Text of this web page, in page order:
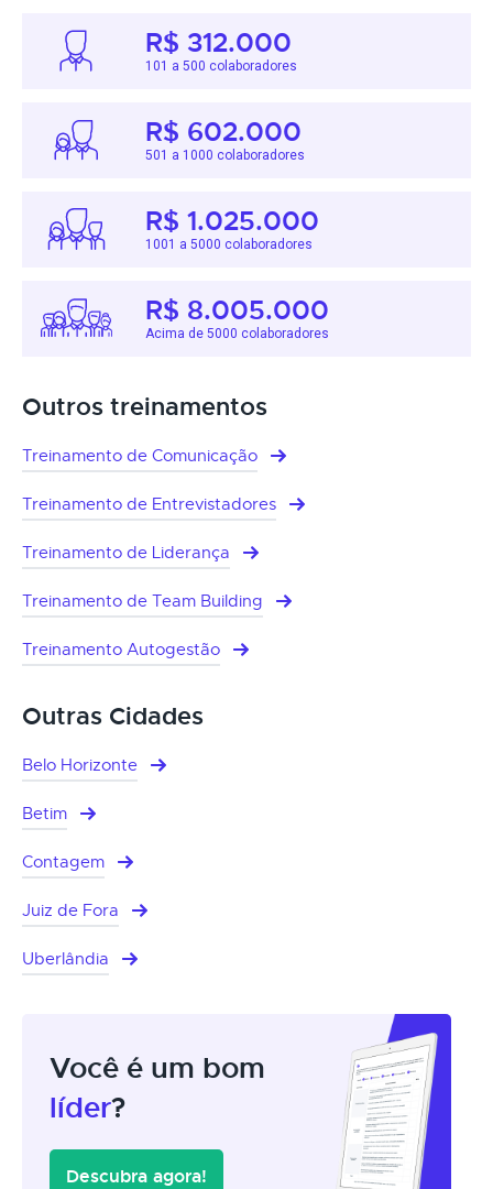
R$ 312.000
101 a 500 colaboradores
R$ 602.000
501 a 1000 colaboradores
R$ 1.025.000
1001 a 5000 colaboradores
R$ 8.005.000
Acima de 5000 colaboradores
Outros treinamentos
Treinamento de Comunicação
Treinamento de Entrevistadores
Treinamento de Liderança
Treinamento de Team Building
Treinamento Autogestão
Outras Cidades
Belo Horizonte
Betim
Contagem
Juiz de Fora
Uberlândia
Você é um bom
líder?
Descubra agora!